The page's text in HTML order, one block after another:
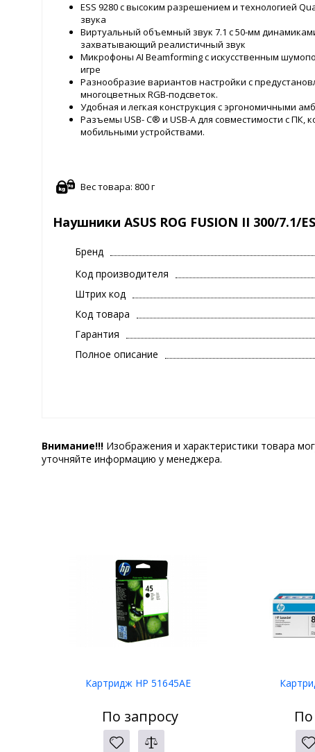
ESS 9280 с высоким разрешением и технологией
звука
Виртуальный объемный звук 7.1 с 50-мм
захватывающий реалистичный звук
Микрофоны AI Beamforming с искусственным
игре
Разнообразие вариантов настройки с
многоцветных RGB-подсветок.
Удобная и легкая конструкция с эргономичными
Разъемы USB- C® и USB-A для совместимости с
мобильными устройствами.
Вес товара: 800 г
Наушники ASUS ROG FUSION II 300/7.1/
Бренд
Код производителя
Штрих код
Код товара
Гарантия
Полное описание
Внимание!!! Изображения и характеристики товара
уточняйте информацию у менеджера.
Картридж HP 51645AE
По запросу По